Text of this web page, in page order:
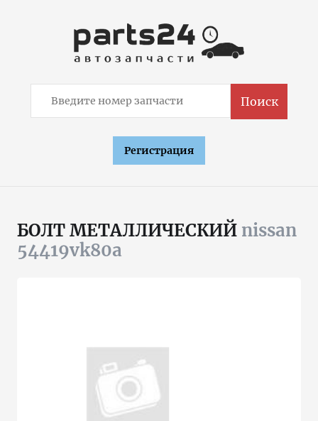
Поиск
Регистрация
БОЛТ МЕТАЛЛИЧЕСКИЙ nissan
54419vk80a